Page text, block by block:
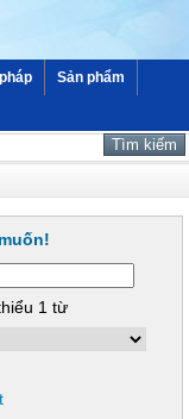
Sản phẩm
1 từ